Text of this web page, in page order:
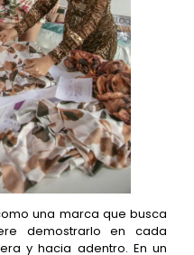
una marca que busca
demostrarlo en cada
y hacia adentro. En un